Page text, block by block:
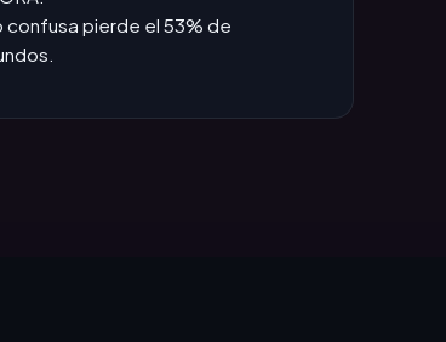
la venta.
en TOP 3, no existes para el